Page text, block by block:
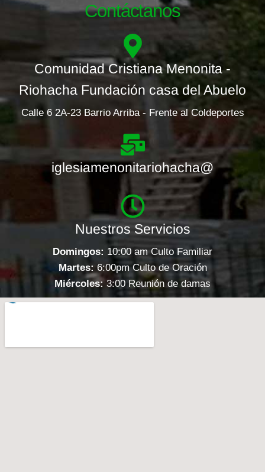
Contáctanos
Comunidad Cristiana Menonita -
Riohacha Fundación casa del Abuelo
Calle 6 2A-23 Barrio Arriba - Frente al Coldeportes
iglesiamenonitariohacha@
Nuestros Servicios
Domingos: 10:00 am Culto Familiar
Martes: 6:00pm Culto de Oración
Miércoles: 3:00 Reunión de damas